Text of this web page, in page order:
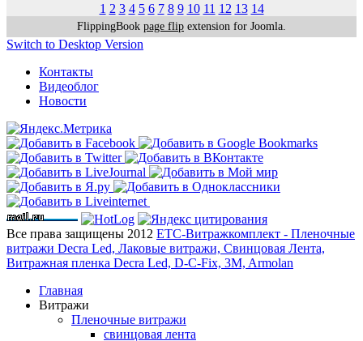
1 2 3 4 5 6 7 8 9 10 11 12 13 14
FlippingBook page flip extension for Joomla.
Switch to Desktop Version
Контакты
Видеоблог
Новости
Все права защищены 2012 ЕТС-Витражкомплект - Пленочные
витражи Decra Led, Лаковые витражи, Свинцовая Лента,
Витражная пленка Decra Led, D-C-Fix, 3M, Armolan
Главная
Витражи
Пленочные витражи
свинцовая лента